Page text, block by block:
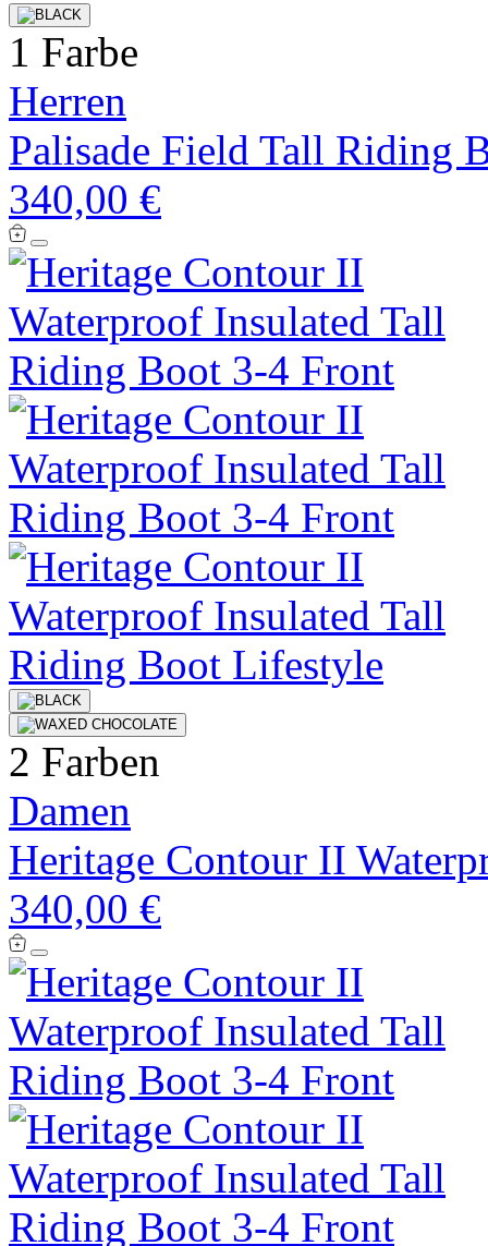
1 Farbe
Herren
Palisade Field Tall Riding
340,00 €
2 Farben
Damen
Heritage Contour II
340,00 €